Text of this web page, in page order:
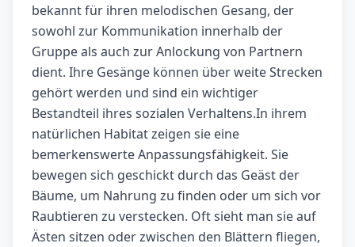
bekannt für ihren melodischen Gesang, der
sowohl zur Kommunikation innerhalb der
Gruppe als auch zur Anlockung von Partnern
dient. Ihre Gesänge können über weite Strecken
gehört werden und sind ein wichtiger
Bestandteil ihres sozialen Verhaltens.In ihrem
natürlichen Habitat zeigen sie eine
bemerkenswerte Anpassungsfähigkeit. Sie
bewegen sich geschickt durch das Geäst der
Bäume, um Nahrung zu finden oder um sich vor
Raubtieren zu verstecken. Oft sieht man sie auf
Ästen sitzen oder zwischen den Blättern fliegen,